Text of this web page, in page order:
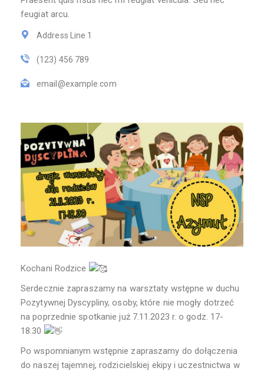
feugiat arcu.
Address Line 1
(123) 456 789
email@example.com
Kochani Rodzice
Serdecznie zapraszamy na warsztaty wstępne w duchu
Pozytywnej Dyscypliny, osoby, które nie mogły dotrzeć
na poprzednie spotkanie już 7.11.2023 r. o godz. 17-
18.30
Po wspomnianym wstępnie zapraszamy do dołączenia
do naszej tajemnej, rodzicielskiej ekipy i uczestnictwa w